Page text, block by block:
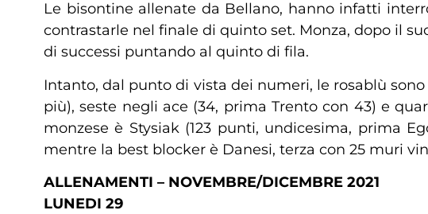
Le bisontine allenate da Bellano, hanno infatti
contrastarle nel finale di quinto set. Monza, dopo il
di successi puntando al quinto di fila.
Intanto, dal punto di vista dei numeri, le rosablù
più), seste negli ace (34, prima Trento con 43) e
monzese è Stysiak (123 punti, undicesima, prima
mentre la best blocker è Danesi, terza con 25 muri
ALLENAMENTI – NOVEMBRE/DICEMBRE 2021
LUNEDI 29